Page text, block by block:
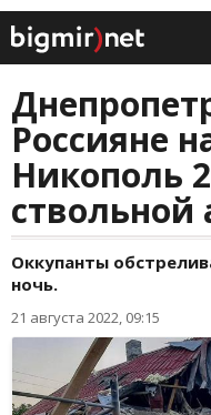
Россияне
Никополь
ствольной
Оккупанты
ночь.
21 августа 2022, 09:15